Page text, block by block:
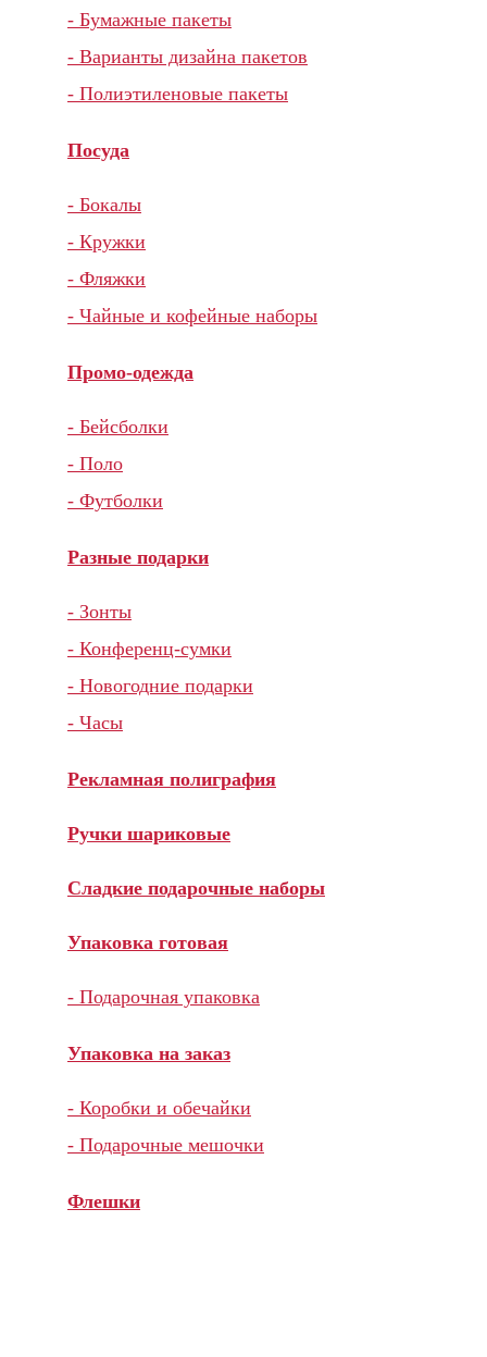
- Бумажные пакеты
- Варианты дизайна пакетов
- Полиэтиленовые пакеты
Посуда
- Бокалы
- Кружки
- Фляжки
- Чайные и кофейные наборы
Промо-одежда
- Бейсболки
- Поло
- Футболки
Разные подарки
- Зонты
- Конференц-сумки
- Новогодние подарки
- Часы
Рекламная полиграфия
Ручки шариковые
Сладкие подарочные наборы
Упаковка готовая
- Подарочная упаковка
Упаковка на заказ
- Коробки и обечайки
- Подарочные мешочки
Флешки